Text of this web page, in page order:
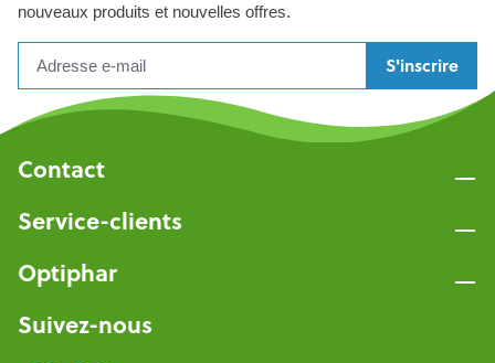
nouveaux produits et nouvelles offres.
S'inscrire
Contact
Service-clients
Optiphar
Suivez-nous